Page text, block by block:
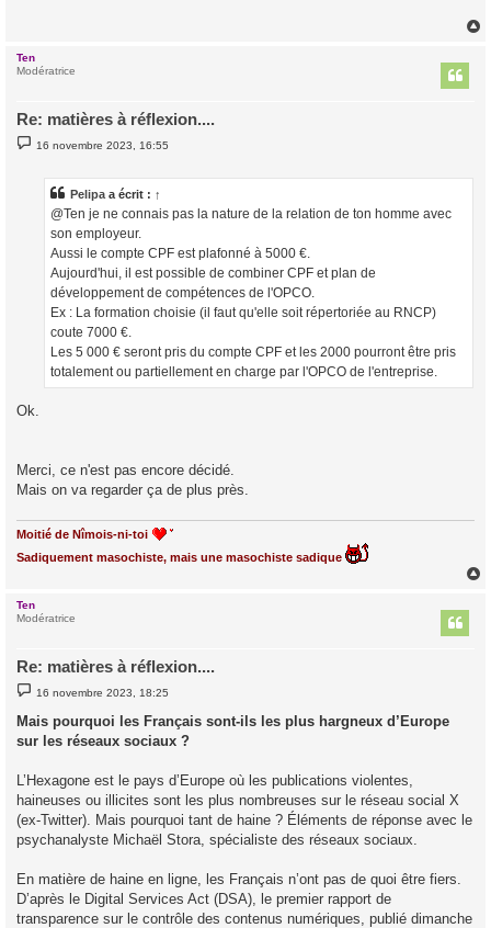
Ten
Modératrice
Re: matières à réflexion....
M
e
16 novembre 2023, 16:55
Pelipa a écrit : ↑
@Ten je ne connais pas la nature de la relation de ton homme avec
son employeur.
Aussi le compte CPF est plafonné à 5000 €.
Aujourd'hui, il est possible de combiner CPF et plan de
développement de compétences de l'OPCO.
Ex : La formation choisie (il faut qu'elle soit répertoriée au RNCP)
coute 7000 €.
Les 5 000 € seront pris du compte CPF et les 2000 pourront être pris
totalement ou partiellement en charge par l'OPCO de l'entreprise.
Ok.
Merci, ce n'est pas encore décidé.
Mais on va regarder ça de plus près.
Moitié de Nîmois-ni-toi
Sadiquement masochiste, mais une masochiste sadique
Ten
Modératrice
Re: matières à réflexion....
M
e
s
s
a
16 novembre 2023, 18:25
Mais pourquoi les Français sont-ils les plus hargneux d’Europe
sur les réseaux sociaux ?
L’Hexagone est le pays d’Europe où les publications violentes,
haineuses ou illicites sont les plus nombreuses sur le réseau social X
(ex-Twitter). Mais pourquoi tant de haine ? Éléments de réponse avec le
psychanalyste Michaël Stora, spécialiste des réseaux sociaux.
En matière de haine en ligne, les Français n’ont pas de quoi être fiers.
D’après le Digital Services Act (DSA), le premier rapport de
transparence sur le contrôle des contenus numériques, publié dimanche